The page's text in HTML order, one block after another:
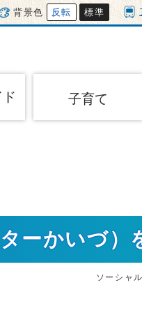
背景色 反転 標準
子育て
ーかいづ）
ソーシャ